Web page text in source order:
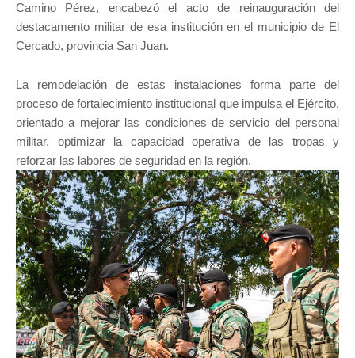
Camino Pérez, encabezó el acto de reinauguración del
destacamento militar de esa institución en el municipio de El
Cercado, provincia San Juan.
La remodelación de estas instalaciones forma parte del
proceso de fortalecimiento institucional que impulsa el Ejército,
orientado a mejorar las condiciones de servicio del personal
militar, optimizar la capacidad operativa de las tropas y
reforzar las labores de seguridad en la región.